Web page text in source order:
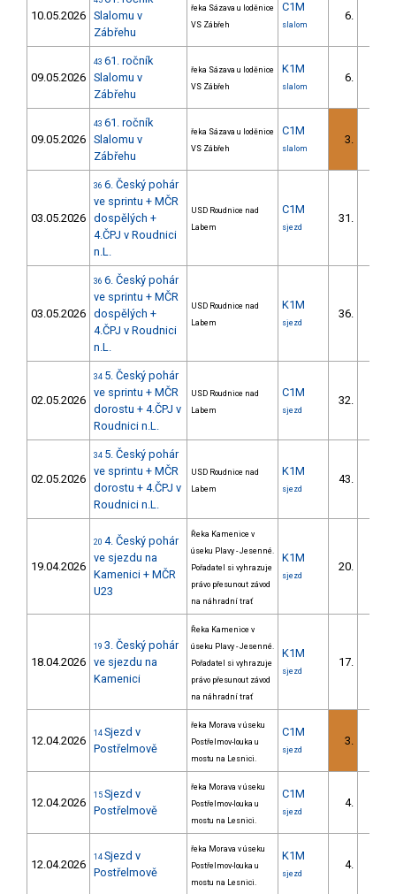
10.05.2026 Slalomu v
Zábřehu
řeka Sázava u loděnice
VS Zábřeh
C1M
slalom
6.
09.05.2026
43 61. ročník
Slalomu v
Zábřehu
řeka Sázava u loděnice
VS Zábřeh
K1M
slalom
6.
09.05.2026
43 61. ročník
Slalomu v
Zábřehu
řeka Sázava u loděnice
VS Zábřeh
C1M
slalom
3.
03.05.2026
36 6. Český pohár
ve sprintu + MČR
dospělých +
4.ČPJ v Roudnici
n.L.
USD Roudnice nad
Labem
C1M
sjezd
31.
03.05.2026
36 6. Český pohár
ve sprintu + MČR
dospělých +
4.ČPJ v Roudnici
n.L.
USD Roudnice nad
Labem
K1M
sjezd
36.
02.05.2026
34 5. Český pohár
ve sprintu + MČR
dorostu + 4.ČPJ v
Roudnici n.L.
USD Roudnice nad
Labem
C1M
sjezd
32.
02.05.2026
34 5. Český pohár
ve sprintu + MČR
dorostu + 4.ČPJ v
Roudnici n.L.
USD Roudnice nad
Labem
K1M
sjezd
43.
19.04.2026
20 4. Český pohár
ve sjezdu na
Kamenici + MČR
U23
Řeka Kamenice v
úseku Plavy - Jesenné.
Pořadatel si vyhrazuje
právo přesunout závod
na náhradní trať
K1M
sjezd
20.
18.04.2026
19 3. Český pohár
ve sjezdu na
Kamenici
Řeka Kamenice v
úseku Plavy - Jesenné.
Pořadatel si vyhrazuje
právo přesunout závod
na náhradní trať
K1M
sjezd
17.
12.04.2026
14 Sjezd v
Postřelmově
řeka Morava v úseku
Postřelmov-louka u
mostu na Lesnici.
C1M
sjezd
3.
12.04.2026
15 Sjezd v
Postřelmově
řeka Morava v úseku
Postřelmov-louka u
mostu na Lesnici.
C1M
sjezd
4.
12.04.2026
14 Sjezd v
Postřelmově
řeka Morava v úseku
Postřelmov-louka u
mostu na Lesnici.
K1M
sjezd
4.